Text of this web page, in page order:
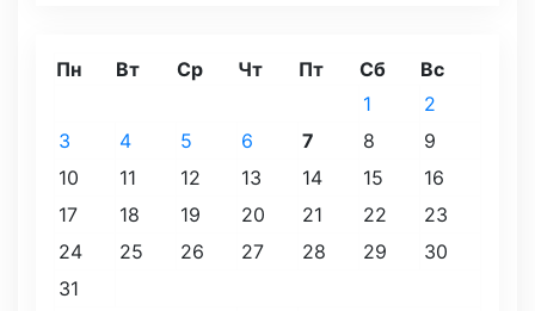
Пн Вт Ср Чт Пт Сб Вс
1
2
3
4 5 6 7 8
9
10
11 12 13 14 15
16
17
18 19 20 21 22
23
24
25 26 27 28 29
30
31